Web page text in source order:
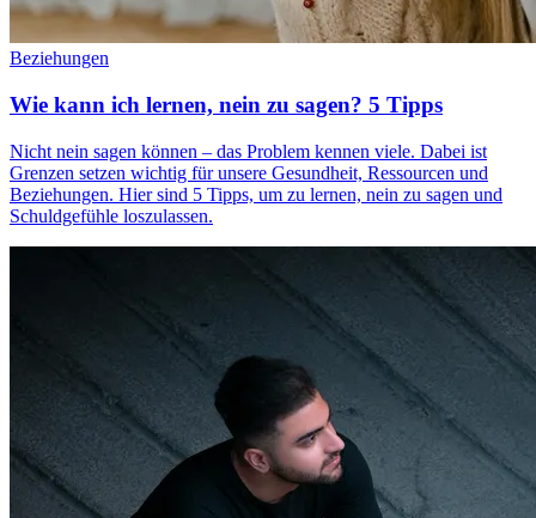
Beziehungen
Wie kann ich lernen, nein zu sagen? 5 Tipps
Nicht nein sagen können – das Problem kennen viele. Dabei ist
Grenzen setzen wichtig für unsere Gesundheit, Ressourcen und
Beziehungen. Hier sind 5 Tipps, um zu lernen, nein zu sagen und
Schuldgefühle loszulassen.